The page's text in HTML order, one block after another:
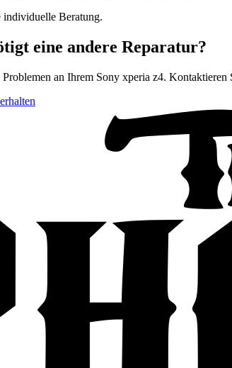
individuelle Beratung.
eine andere Reparatur?
an Ihrem Sony xperia z4. Kontaktieren